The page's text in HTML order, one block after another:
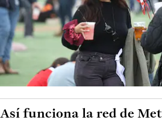
Así funciona la red de